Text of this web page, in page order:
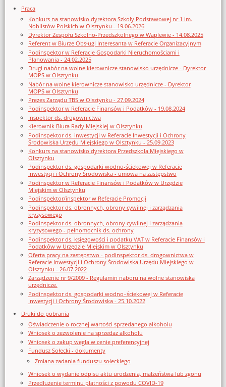
Praca
Konkurs na stanowisko dyrektora Szkoły Podstawowej nr 1 im.
Noblistów Polskich w Olsztynku - 19.06.2026
Dyrektor Zespołu Szkolno-Przedszkolnego w Waplewie - 14.08.2025
Referent w Biurze Obsługi Interesanta w Referacie Organizacyjnym
Podinspektor w Referacie Gospodarki Nieruchomościami i
Planowania - 24.02.2025
Drugi nabór na wolne kierownicze stanowisko urzędnicze - Dyrektor
MOPS w Olsztynku
Nabór na wolne kierownicze stanowisko urzędnicze - Dyrektor
MOPS w Olsztynku
Prezes Zarządu TBS w Olsztynku - 27.09.2024
Podinspektor w Referacie Finansów i Podatków - 19.08.2024
Inspektor ds. drogownictwa
Kierownik Biura Rady Miejskiej w Olsztynku
Podinspektor ds. inwestycji w Referacie Inwestycji i Ochrony
Środowiska Urzędu Miejskiego w Olsztynku - 25.09.2023
Konkurs na stanowisko dyrektora Przedszkola Miejskiego w
Olsztynku
Podinspektor ds. gospodarki wodno-ściekowej w Referacie
Inwestycji i Ochrony Środowiska - umowa na zastępstwo
Podinspektor w Referacie Finansów i Podatków w Urzędzie
Miejskim w Olsztynku
Podinspektor/inspektor w Referacie Promocji
Podinspektor ds. obronnych, obrony cywilnej i zarządzania
kryzysowego
Podinspektor ds. obronnych, obrony cywilnej i zarządzania
kryzysowego - pełnomocnik ds. ochrony
Podinspektor ds. księgowości i podatku VAT w Referacie Finansów i
Podatków w Urzędzie Miejskim w Olsztynku
Oferta pracy na zastępstwo - podinspektor ds. drogownictwa w
Referacie Inwestycji i Ochrony Środowiska Urzędu Miejskiego w
Olsztynku - 26.07.2022
Zarządzenie nr 9/2009 - Regulamin naboru na wolne stanowiska
urzędnicze.
Podinspektor ds. gospodarki wodno–ściekowej w Referacie
Inwestycji i Ochrony Środowiska - 25.10.2022
Druki do pobrania
Oświadczenie o rocznej wartości sprzedanego alkoholu
Wniosek o zezwolenie na sprzedaz alkoholu
Wniosek o zakup węgla w cenie preferencyjnej
Fundusz Sołecki - dokumenty
Zmiana zadania funduszu sołeckiego
Wniosek o wydanie odpisu aktu urodzenia, małżeństwa lub zgonu
Przedłużenie terminu płatności z powodu COVID-19